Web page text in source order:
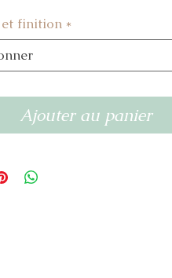
finition *
Ajouter au panier